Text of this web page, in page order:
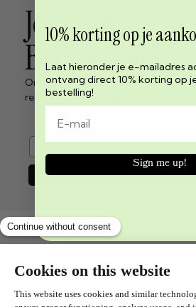
Join the
Beppy
Ontvang het laatste nieuws over
rechtstreeks in je inbox!
e-mail
Join now
Shopservice
Alles over
10% korting op je
Laat hieronder je e-mailadres
ontvang direct 10% korting op
bestelling!
Sign me up!